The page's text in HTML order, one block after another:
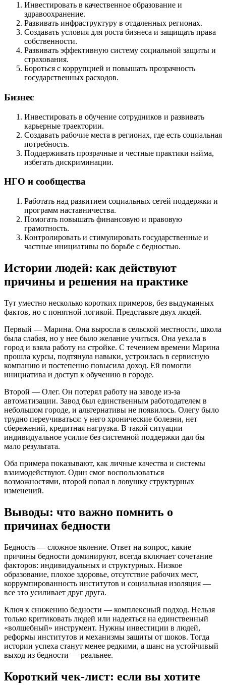
Инвестировать в качественное образование и
здравоохранение.
Развивать инфраструктуру в отдаленных регионах.
Создавать условия для роста бизнеса и защищать права
собственности.
Развивать эффективную систему социальной защиты и
страхования.
Бороться с коррупцией и повышать прозрачность
государственных расходов.
Бизнес
Инвестировать в обучение сотрудников и развивать
карьерные траектории.
Создавать рабочие места в регионах, где есть социальная
потребность.
Поддерживать прозрачные и честные практики найма,
избегать дискриминации.
НГО и сообщества
Работать над развитием социальных сетей поддержки и
программ наставничества.
Помогать повышать финансовую и правовую
грамотность.
Контролировать и стимулировать государственные и
частные инициативы по борьбе с бедностью.
Истории людей: как действуют
причины и решения на практике
Тут уместно несколько коротких примеров, без выдуманных
фактов, но с понятной логикой. Представьте двух людей.
Первый — Марина. Она выросла в сельской местности, школа
была слабая, но у нее было желание учиться. Она уехала в
город и взяла работу на стройке. С течением времени Марина
прошла курсы, подтянула навыки, устроилась в сервисную
компанию и постепенно повысила доход. Ей помогли
инициатива и доступ к обучению в городе.
Второй — Олег. Он потерял работу на заводе из-за
автоматизации. Завод был единственным работодателем в
небольшом городе, и альтернативы не появилось. Олегу было
трудно переучиваться: у него хронические болезни, нет
сбережений, кредитная нагрузка. В такой ситуации
индивидуальное усилие без системной поддержки дал бы
мало результата.
Оба примера показывают, как личные качества и системы
взаимодействуют. Один смог воспользоваться
возможностями, второй попал в ловушку структурных
изменений.
Выводы: что важно помнить о
причинах бедности
Бедность — сложное явление. Ответ на вопрос, какие
причины бедности доминируют, всегда включает сочетание
факторов: индивидуальных и структурных. Низкое
образование, плохое здоровье, отсутствие рабочих мест,
коррумпированность институтов и социальная изоляция —
все это усиливает друг друга.
Ключ к снижению бедности — комплексный подход. Нельзя
только критиковать людей или надеяться на единственный
«волшебный» инструмент. Нужны инвестиции в людей,
реформы институтов и механизмы защиты от шоков. Тогда
истории успеха станут менее редкими, а шанс на устойчивый
выход из бедности — реальнее.
Короткий чек-лист: если вы хотите